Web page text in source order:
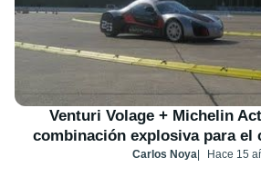
Venturi Volage + Michelin
combinación explosiva para el
Carlos Noya Hace 15